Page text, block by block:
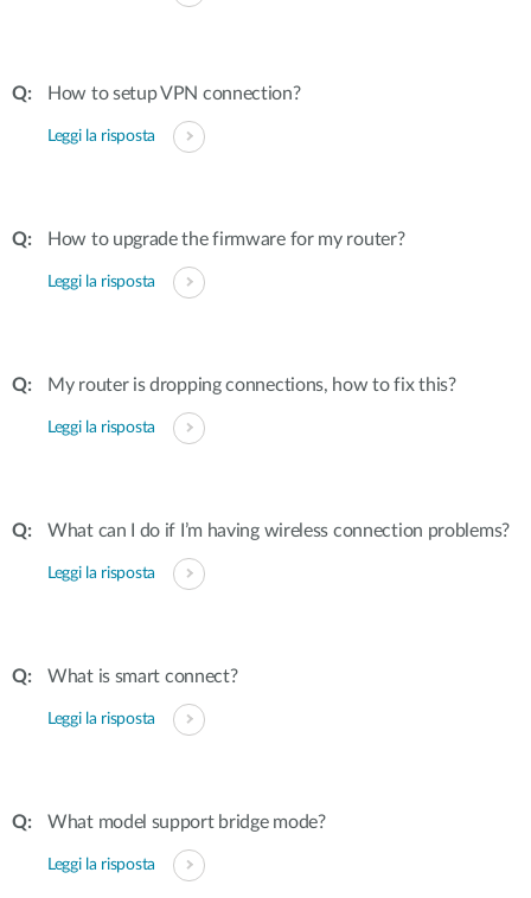
How to setup VPN connection?
Leggi la risposta
How to upgrade the firmware for my router?
Leggi la risposta
My router is dropping connections, how to fix this?
Leggi la risposta
What can I do if I’m having wireless connection problems?
Leggi la risposta
What is smart connect?
Leggi la risposta
What model support bridge mode?
Leggi la risposta